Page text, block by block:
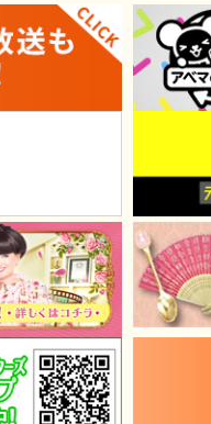
紀乃さん』の放送日は
編」に緊急出演！
いが止まらないSP』
界総出でお祝いSP』